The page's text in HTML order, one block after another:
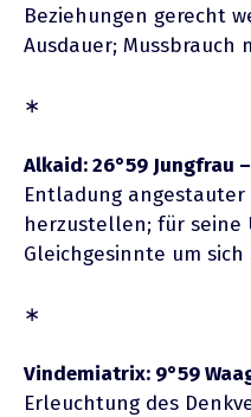
Beziehungen gerecht
Ausdauer; Mussbrauch
∗
Alkaid: 26°59 Jungfrau
Entladung angestauter
herzustellen; für seine
Gleichgesinnte um sich
∗
Vindemiatrix: 9°59
Erleuchtung des